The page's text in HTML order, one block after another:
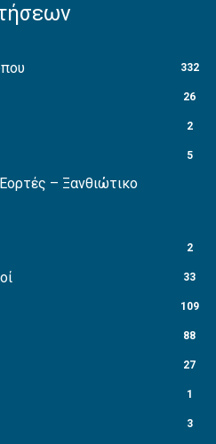
332
26
2
5
– Ξανθιώτικο
2
33
109
88
27
1
3